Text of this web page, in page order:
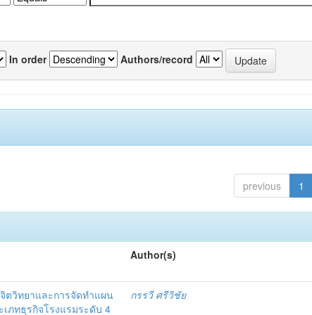
In order Authors/record
previous 1
Author(s)
ตวิทยาและการจัดทำแผน
ภทธุรกิจโรงแรมระดับ 4
กรรวี ศรีวิชัย